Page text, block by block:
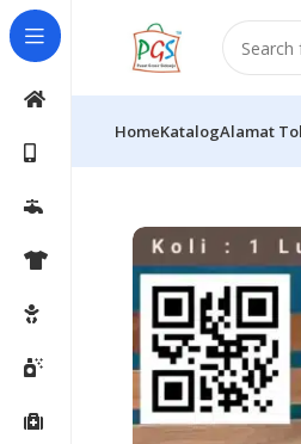
HomeKatalogAlamat